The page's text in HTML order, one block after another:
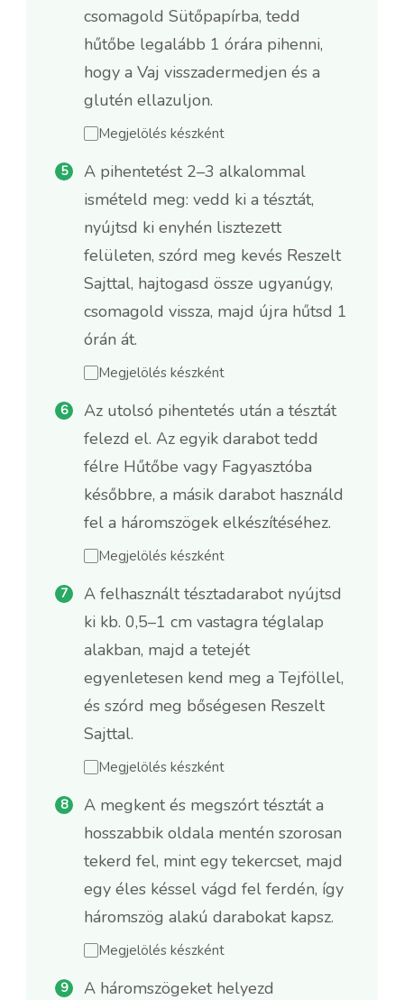
csomagold Sütőpapírba, tedd
hűtőbe legalább 1 órára pihenni,
hogy a Vaj visszadermedjen és a
glutén ellazuljon.
Megjelölés készként
A pihentetést 2–3 alkalommal
ismételd meg: vedd ki a tésztát,
nyújtsd ki enyhén lisztezett
felületen, szórd meg kevés Reszelt
Sajttal, hajtogasd össze ugyanúgy,
csomagold vissza, majd újra hűtsd 1
órán át.
Megjelölés készként
Az utolsó pihentetés után a tésztát
felezd el. Az egyik darabot tedd
félre Hűtőbe vagy Fagyasztóba
későbbre, a másik darabot használd
fel a háromszögek elkészítéséhez.
Megjelölés készként
A felhasznált tésztadarabot nyújtsd
ki kb. 0,5–1 cm vastagra téglalap
alakban, majd a tetejét
egyenletesen kend meg a Tejföllel,
és szórd meg bőségesen Reszelt
Sajttal.
Megjelölés készként
A megkent és megszórt tésztát a
hosszabbik oldala mentén szorosan
tekerd fel, mint egy tekercset, majd
egy éles késsel vágd fel ferdén, így
háromszög alakú darabokat kapsz.
Megjelölés készként
A háromszögeket helyezd